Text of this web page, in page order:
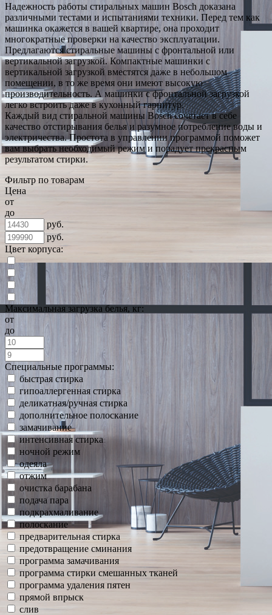
Надежность работы стиральных машин Bosch доказана
различными тестами и испытаниями техники. Перед тем как
машинка окажется в вашей квартире, она проходит
многократные проверки на качество эксплуатации.
Предлагаются стиральные машины с фронтальной или
вертикальной загрузкой. Компактные машинки с
вертикальной загрузкой вместятся даже в небольшом
помещении, в то же время они имеют высокую
производительность. А машинки с фронтальной загрузкой
легко встроить даже в кухонный гарнитур.
Каждый вид стиральной машины Bosch сочетает в себе
качество отстирывания белья и разумное потребление воды и
электричества. Простота в управлении программой поможет
вам выбрать необходимый режим и порадует прекрасным
результатом стирки.
Фильтр по товарам
Цена
от
до
руб.
руб.
Цвет корпуса:
Максимальная загрузка белья, кг:
от
до
Специальные программы:
быстрая стирка
гипоаллергенная стирка
деликатная/ручная стирка
дополнительное полоскание
замачивание
интенсивная стирка
ночной режим
одеяла
отжим
очистка барабана
подача пара
подкрахмаливание
полоскание
предварительная стирка
предотвращение сминания
программа замачивания
программа стирки смешанных тканей
программа удаления пятен
прямой впрыск
слив